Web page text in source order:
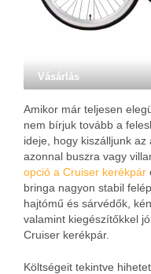
Vásárlás
Amikor már teljesen
nem bírjuk tovább a
ideje, hogy kiszálljunk
azonnal buszra vagy
opció a Cruiser kerékpár
bringa nagyon stabil
hajtómű és sárvédők,
valamint kiegészítőkkel
Cruiser kerékpár.
Költségeit tekintve